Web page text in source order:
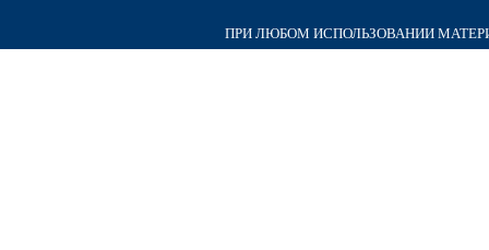
ПРИ ЛЮБОМ ИСПОЛЬЗОВАНИИ